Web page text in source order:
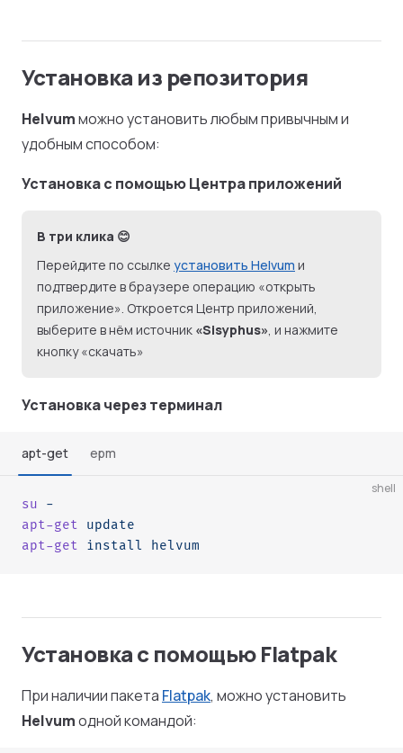
Установка из репозитория
Helvumможно установить любым привычным и
удобным способом:
Установка с помощью Центра приложений
В три клика 😊
Перейдите по ссылке установить Helvum и
подтвердите в браузере операцию «открыть
приложение». Откроется Центр приложений,
выберите в нём источник «Sisyphus», и нажмите
кнопку «скачать»
Установка через терминал
apt-get epm
shell
su -
apt-get update
apt-get install helvum
Установка c помощью Flatpak
При наличии пакета Flatpak, можно установить
Helvumодной командой: